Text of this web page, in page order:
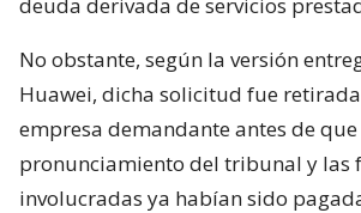
No obstante, según la versión
Huawei, dicha solicitud fue
empresa demandante antes de
pronunciamiento del tribunal y las
involucradas ya habían sido